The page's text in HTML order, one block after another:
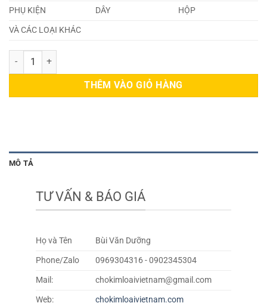
PHỤ KIỆN
DÂY
HỘP
VÀ CÁC LOẠI KHÁC
Dây Cáp Inox 310s 28mm số lượng
THÊM VÀO GIỎ HÀNG
MÔ TẢ
TƯ VẤN & BÁO GIÁ
Họ và Tên
Bùi Văn Dưỡng
Phone/Zalo
0969304316 - 0902345304
Mail:
chokimloaivietnam@gmail.com
Web:
chokimloaivietnam.com